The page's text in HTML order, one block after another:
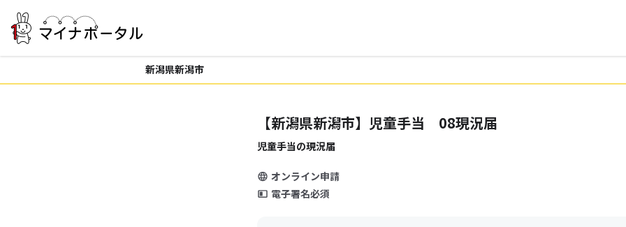
新潟県新潟市
【新潟県新潟市】児童手当 08現況届
児童手当の現況届
オンライン申請
電子署名必須